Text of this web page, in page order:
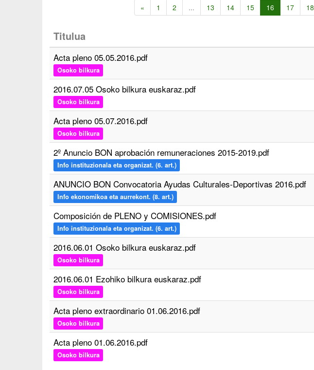
« 1 2 ... 13 14 15 16 17 18
Titulua
Acta pleno 05.05.2016.pdf
Osoko bilkura
2016.07.05 Osoko bilkura euskaraz.pdf
Osoko bilkura
Acta pleno 05.07.2016.pdf
Osoko bilkura
2º Anuncio BON aprobación remuneraciones 2015-2019.pdf
Info instituzionala eta organizat. (6. art.)
ANUNCIO BON Convocatoria Ayudas Culturales-Deportivas 2016.pdf
Info ekonomikoa eta aurrekont. (8. art.)
Composición de PLENO y COMISIONES.pdf
Info instituzionala eta organizat. (6. art.)
2016.06.01 Osoko bilkura euskaraz.pdf
Osoko bilkura
2016.06.01 Ezohiko bilkura euskaraz.pdf
Osoko bilkura
Acta pleno extraordinario 01.06.2016.pdf
Osoko bilkura
Acta pleno 01.06.2016.pdf
Osoko bilkura